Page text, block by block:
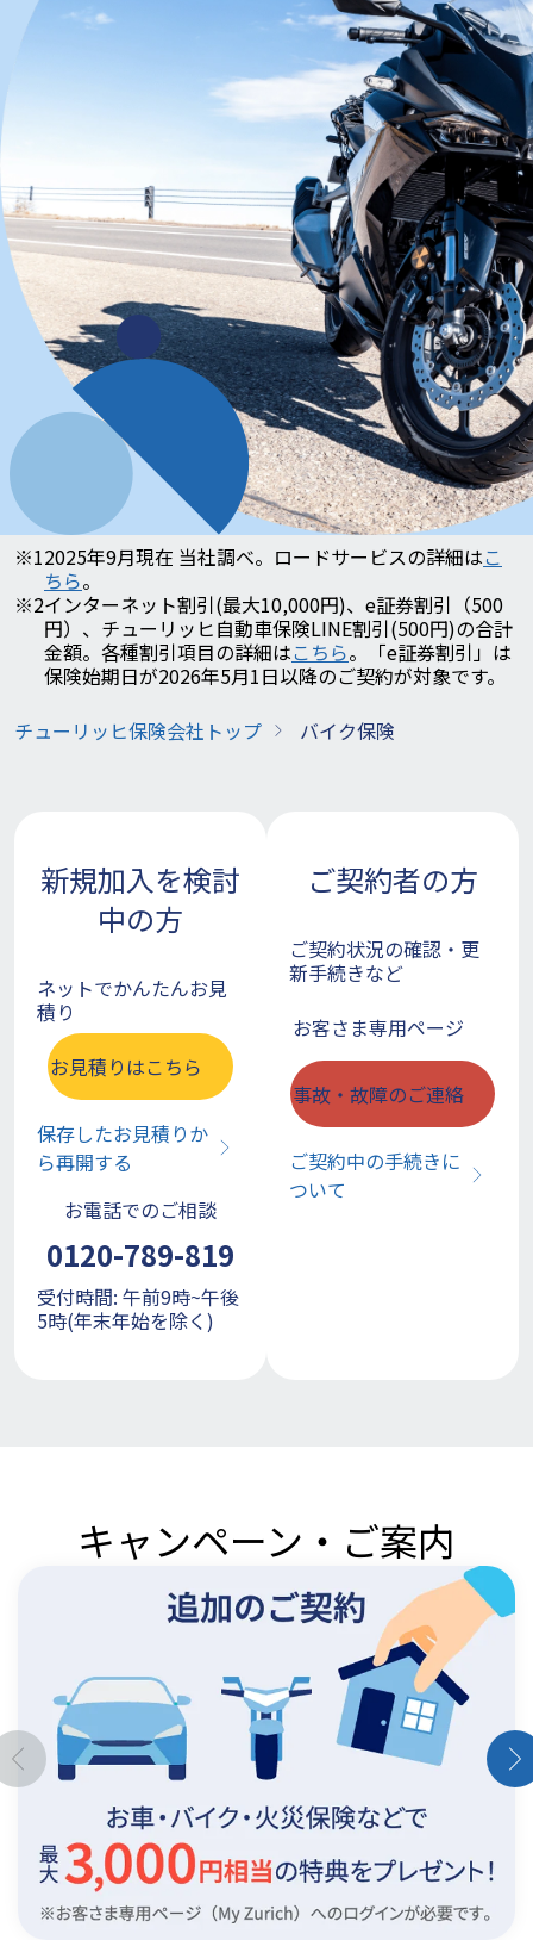
※12025年9月現在 当社調べ。ロードサービスの詳細はこ
ちら。
※2インターネット割引(最大10,000円)、e証券割引（500
円）、チューリッヒ自動車保険LINE割引(500円)の合計
金額。各種割引項目の詳細はこちら。「e証券割引」は
保険始期日が2026年5月1日以降のご契約が対象です。
チューリッヒ保険会社トップ
バイク保険
新規加入を検討
中の方
ネットでかんたんお見
積り
お見積りはこちら
保存したお見積りか
ら再開する
お電話でのご相談
0120-789-819
受付時間: 午前9時~午後
5時(年末年始を除く)
ご契約者の方
ご契約状況の確認・更
新手続きなど
お客さま専用ページ
事故・故障のご連絡
ご契約中の手続きに
ついて
キャンペーン・ご案内